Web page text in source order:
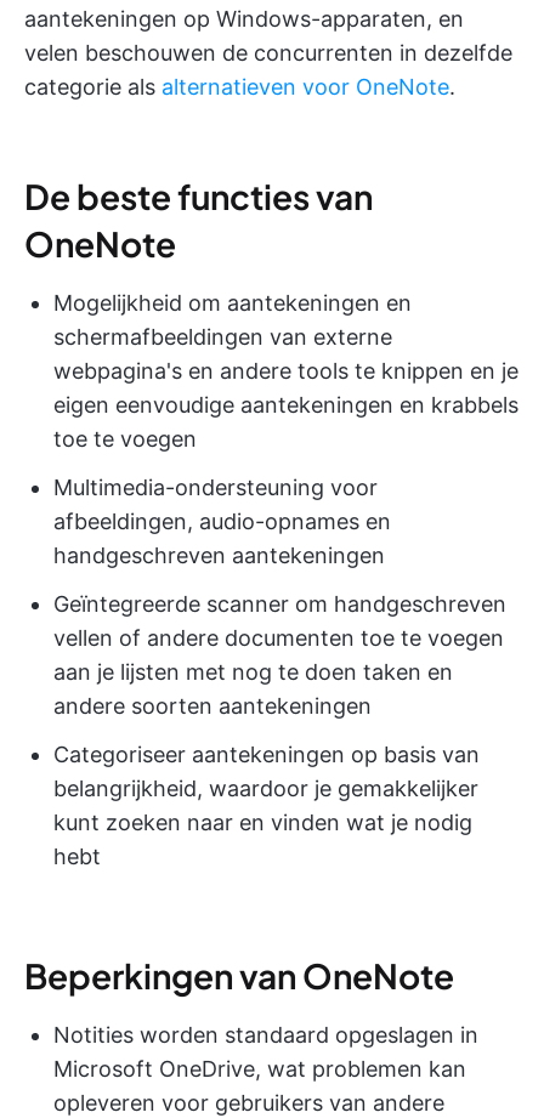
aantekeningen op Windows-apparaten, en
velen beschouwen de concurrenten in dezelfde
categorie als alternatieven voor OneNote.
De beste functies van
OneNote
Mogelijkheid om aantekeningen en
schermafbeeldingen van externe
webpagina's en andere tools te knippen en je
eigen eenvoudige aantekeningen en krabbels
toe te voegen
Multimedia-ondersteuning voor
afbeeldingen, audio-opnames en
handgeschreven aantekeningen
Geïntegreerde scanner om handgeschreven
vellen of andere documenten toe te voegen
aan je lijsten met nog te doen taken en
andere soorten aantekeningen
Categoriseer aantekeningen op basis van
belangrijkheid, waardoor je gemakkelijker
kunt zoeken naar en vinden wat je nodig
hebt
Beperkingen van OneNote
Notities worden standaard opgeslagen in
Microsoft OneDrive, wat problemen kan
opleveren voor gebruikers van andere